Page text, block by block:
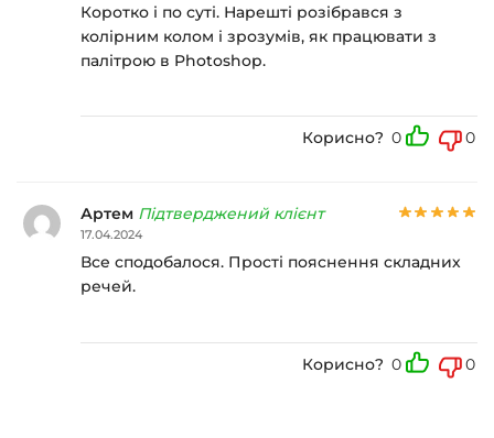
Коротко і по суті. Нарешті розібрався з
колірним колом і зрозумів, як працювати з
палітрою в Photoshop.
Корисно? 0 0
Артем Підтверджений клієнт
17.04.2024
Все сподобалося. Прості пояснення складних
речей.
Корисно? 0 0